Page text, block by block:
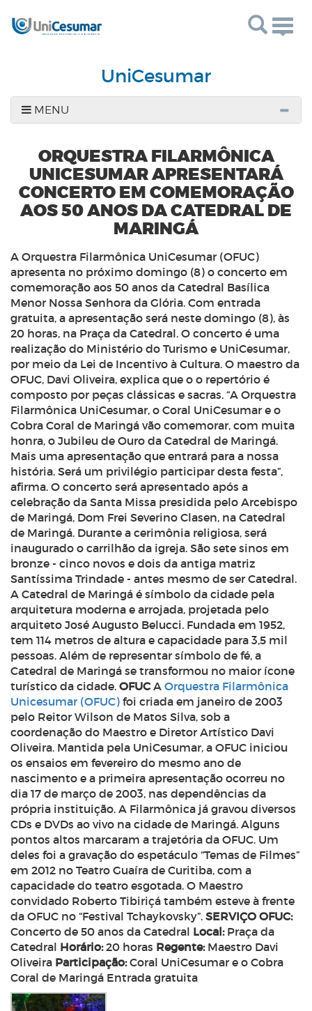
UniCesumar
MENU
ORQUESTRA FILARMÔNICA
UNICESUMAR APRESENTARÁ
CONCERTO EM COMEMORAÇÃO
AOS 50 ANOS DA CATEDRAL DE
MARINGÁ
A Orquestra Filarmônica UniCesumar (OFUC)
apresenta no próximo domingo (8) o concerto em
comemoração aos 50 anos da Catedral Basílica
Menor Nossa Senhora da Glória. Com entrada
gratuita, a apresentação será neste domingo (8), às
20 horas, na Praça da Catedral. O concerto é uma
realização do Ministério do Turismo e UniCesumar,
por meio da Lei de Incentivo à Cultura. O maestro da
OFUC, Davi Oliveira, explica que o o repertório é
composto por peças clássicas e sacras. “A Orquestra
Filarmônica UniCesumar, o Coral UniCesumar e o
Cobra Coral de Maringá vão comemorar, com muita
honra, o Jubileu de Ouro da Catedral de Maringá.
Mais uma apresentação que entrará para a nossa
história. Será um privilégio participar desta festa”,
afirma. O concerto será apresentado após a
celebração da Santa Missa presidida pelo Arcebispo
de Maringá, Dom Frei Severino Clasen, na Catedral
de Maringá. Durante a cerimônia religiosa, será
inaugurado o carrilhão da igreja. São sete sinos em
bronze - cinco novos e dois da antiga matriz
Santíssima Trindade - antes mesmo de ser Catedral.
A Catedral de Maringá é símbolo da cidade pela
arquitetura moderna e arrojada, projetada pelo
arquiteto José Augusto Belucci. Fundada em 1952,
tem 114 metros de altura e capacidade para 3,5 mil
pessoas. Além de representar símbolo de fé, a
Catedral de Maringá se transformou no maior ícone
turístico da cidade. OFUCA Orquestra Filarmônica
Unicesumar (OFUC) foi criada em janeiro de 2003
pelo Reitor Wilson de Matos Silva, sob a
coordenação do Maestro e Diretor Artístico Davi
Oliveira. Mantida pela UniCesumar, a OFUC iniciou
os ensaios em fevereiro do mesmo ano de
nascimento e a primeira apresentação ocorreu no
dia 17 de março de 2003, nas dependências da
própria instituição. A Filarmônica já gravou diversos
CDs e DVDs ao vivo na cidade de Maringá. Alguns
pontos altos marcaram a trajetória da OFUC. Um
deles foi a gravação do espetáculo “Temas de Filmes”
em 2012 no Teatro Guaíra de Curitiba, com a
capacidade do teatro esgotada. O Maestro
convidado Roberto Tibiriçá também esteve à frente
da OFUC no “Festival Tchaykovsky”. SERVIÇO OFUC:
Concerto de 50 anos da Catedral Local:Praça da
Catedral Horário:20 horas Regente:Maestro Davi
Oliveira Participação:Coral UniCesumar e o Cobra
Coral de Maringá Entrada gratuita